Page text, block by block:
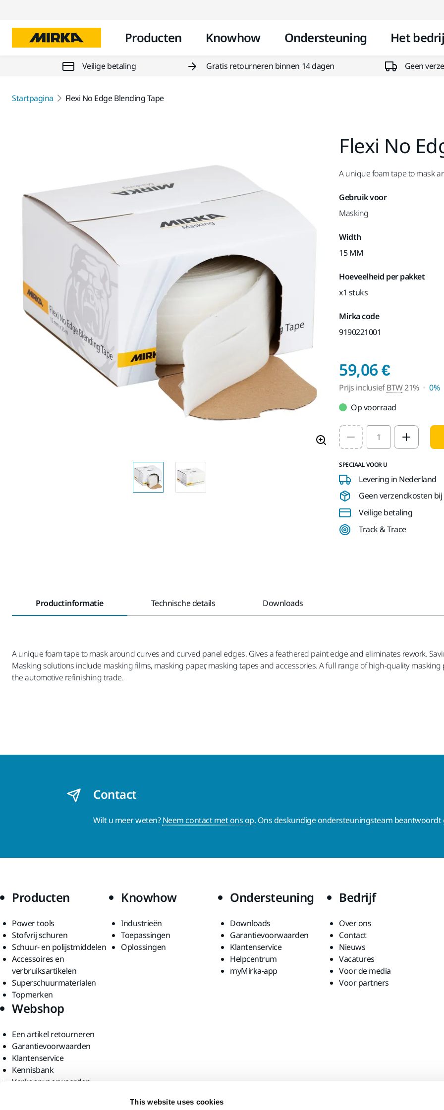
This website uses cookies
Producten Knowhow Ondersteuning Het
Veilige betaling Gratis retourneren binnen 14 dagen Geen
Startpagina Flexi No Edge Blending Tape
Flexi No
A unique foam tape to mask
Gebruik voor
Masking
Width
15 MM
Hoeveelheid per pakket
x1 stuks
Mirka code
9190221001
59,06 €Prijs
Prijs inclusiefBTW21%
0%
Op voorraad
Select quantity value
SPECIAAL VOOR U
Levering in Nederland
Geen verzendkosten
Veilige betaling
Track & Trace
Productinformatie Technische details Downloads
A unique foam tape to mask around curves and curved panel edges. Gives a feathered paint edge and eliminates rework.
Masking solutions include masking films, masking paper, masking tapes and accessories. A full range of high-quality
the automotive refinishing trade.
Contact
Wilt u meer weten?Neem contact met ons op. Ons deskundige ondersteuningsteam beantwoordt
Producten
Power tools
Stofvrij schuren
Schuur- en polijstmiddelen
Accessoires en
verbruiksartikelen
Superschuurmaterialen
Topmerken
Knowhow
Industrieën
Toepassingen
Oplossingen
Ondersteuning
Downloads
Garantievoorwaarden
Klantenservice
Helpcentrum
myMirka-app
Bedrijf
Over ons
Contact
Nieuws
Vacatures
Voor de media
Voor partners
Webshop
Een artikel retourneren
Garantievoorwaarden
Klantenservice
Kennisbank
Verkoopvoorwaarden